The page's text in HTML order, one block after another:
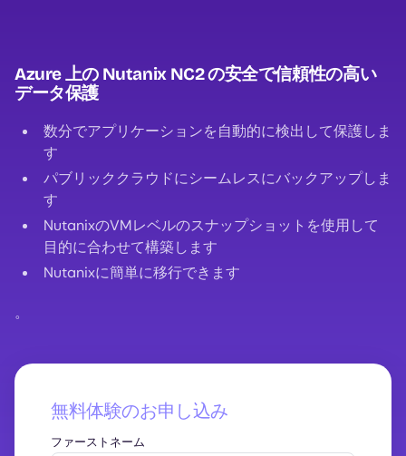
Azure 上の Nutanix NC2 の安全で信頼性の高い
データ保護
数分でアプリケーションを自動的に検出して保護しま
す
パブリッククラウドにシームレスにバックアップしま
す
NutanixのVMレベルのスナップショットを使用して
目的に合わせて構築します
Nutanixに簡単に移行できます
。
無料体験のお申し込み
ファーストネーム